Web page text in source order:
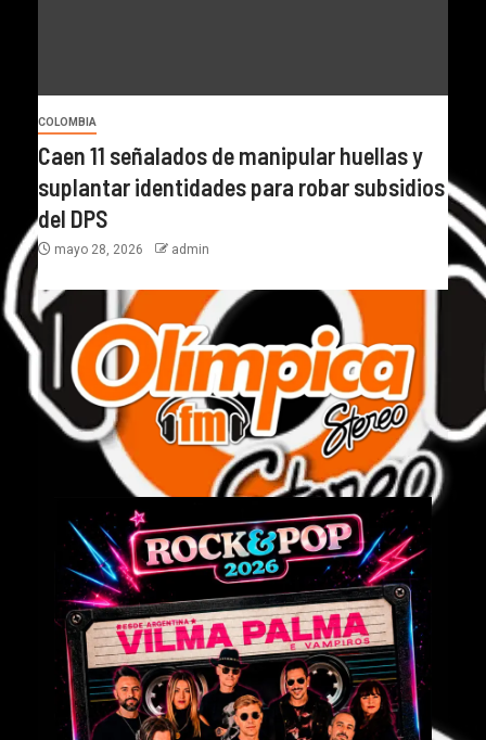
COLOMBIA
Caen 11 señalados de manipular huellas y
suplantar identidades para robar subsidios
del DPS
mayo 28, 2026 admin